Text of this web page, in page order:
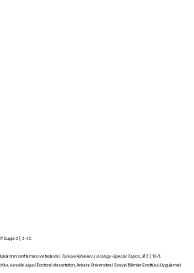
7(Suppl 3), 3-13.
sınıflaması ve tedavisi. Türkiye Klinikleri J Urology-Special Topics 8(3), 10-5.
kendilik algısı(Doctoral dissertation, Ankara Üniversitesi Sosyal Bilimler Enstitüsü Uygulamalı